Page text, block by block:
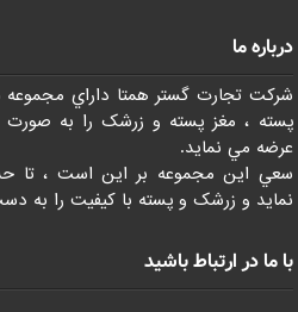
درباره ما
شرکت تجارت گستر همتا داراي
پسته ، مغز پسته و زرشک را به صورت
عرضه مي نمايد.
سعي اين مجموعه بر اين است ، تا
نمايد و زرشک و پسته با کيفيت را به
با ما در ارتباط باشید